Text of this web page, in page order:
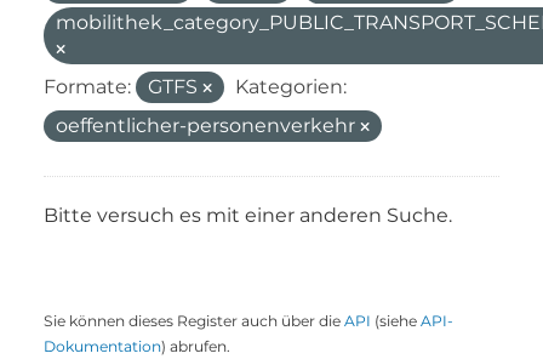
Formate: GTFS
Kategorien:
oeffentlicher-personenverkehr
Bitte versuch es mit einer anderen Suche.
Sie können dieses Register auch über die API (siehe API-
Dokumentation) abrufen.